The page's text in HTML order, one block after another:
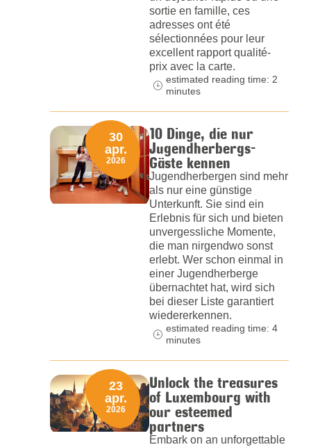
sortie en famille, ces
adresses ont été
sélectionnées pour leur
excellent rapport qualité-
prix avec la carte.
estimated reading time: 2
minutes
10 Dinge, die nur
Jugendherbergs-
Gäste kennen
Jugendherbergen sind mehr
als nur eine günstige
Unterkunft. Sie sind ein
Erlebnis für sich und bieten
unvergessliche Momente,
die man nirgendwo sonst
erlebt. Wer schon einmal in
einer Jugendherberge
übernachtet hat, wird sich
bei dieser Liste garantiert
wiedererkennen.
30
apr.
2026
estimated reading time: 4
minutes
Unlock the treasures
of Luxembourg with
our esteemed
partners
Embark on an unforgettable
23
apr.
2026